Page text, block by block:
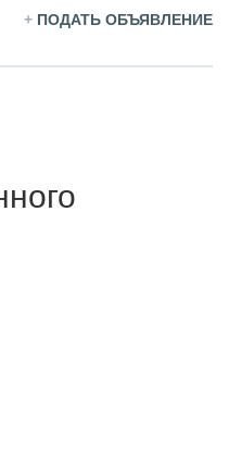
+ ПОДАТЬ ОБЪЯВЛЕНИЕ